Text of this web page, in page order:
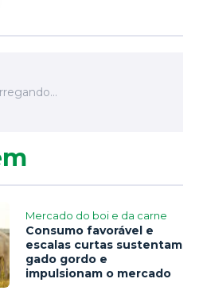
Mercado do boi e da carne
Consumo favorável e
escalas curtas sustentam
gado gordo e
impulsionam o mercado